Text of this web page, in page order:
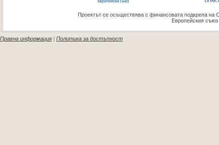
Проектът се осъществява с финансовата подкрепа на
Европейския
Правна информация | Политика за достъпност